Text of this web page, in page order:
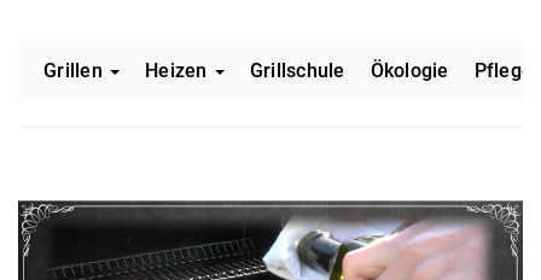
Grillen Heizen Grillschule Ökologie Pflege